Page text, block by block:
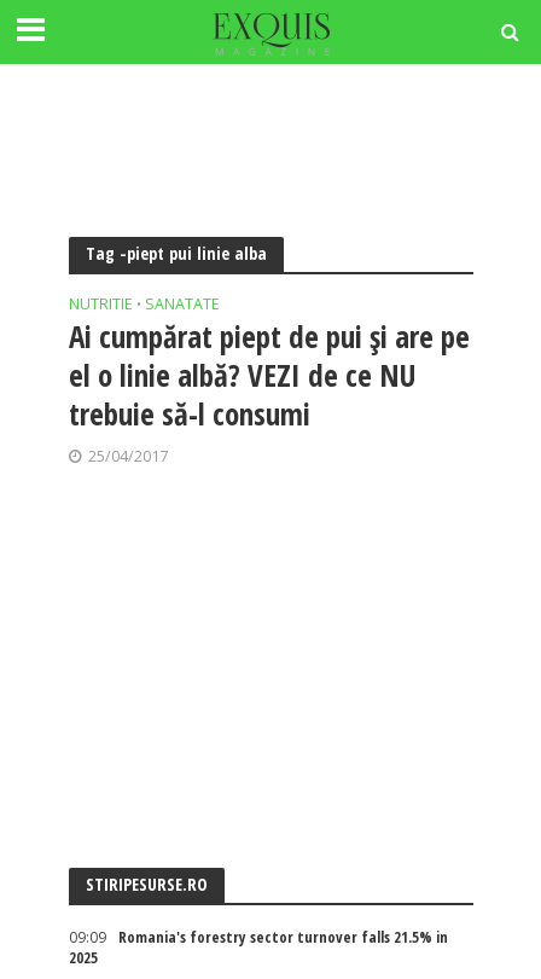
Tag -piept pui linie alba
NUTRITIE • SANATATE
Ai cumpărat piept de pui și are pe
el o linie albă? VEZI de ce NU
trebuie să-l consumi
25/04/2017
STIRIPESURSE.RO
09:09
Romania's forestry sector turnover falls 21.5% in
2025